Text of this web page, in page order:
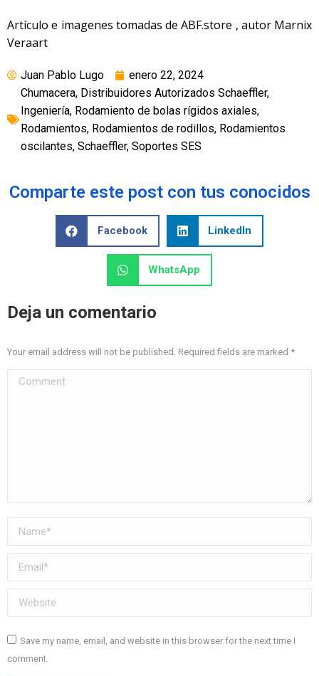
Artículo e imagenes tomadas de ABF.store , autor Marnix
Veraart
Juan Pablo Lugo
enero 22, 2024
Chumacera, Distribuidores Autorizados Schaeffler,
Ingeniería, Rodamiento de bolas rígidos axiales,
Rodamientos, Rodamientos de rodillos, Rodamientos
oscilantes, Schaeffler, Soportes SES
Comparte este post con tus conocidos
Facebook LinkedIn
WhatsApp
Deja un comentario
Your email address will not be published. Required fields are marked *
Comment
Name *
Email *
Website
Save my name, email, and website in this browser for the next time I
comment.